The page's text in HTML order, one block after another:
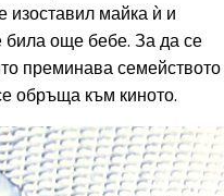
изоставил майка ѝ и
била още бебе. За да се
преминава семейството
обръща към киното.